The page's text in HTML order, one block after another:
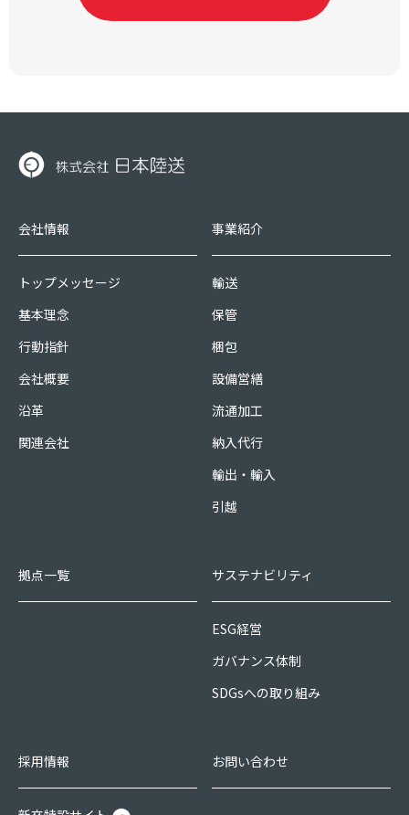
会社情報
トップメッセージ
基本理念
行動指針
会社概要
沿革
関連会社
事業紹介
輸送
保管
梱包
設備営繕
流通加工
納入代行
輸出・輸入
引越
拠点一覧 サステナビリティ
ESG経営
ガバナンス体制
SDGsへの取り組み
採用情報 お問い合わせ